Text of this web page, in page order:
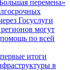
перемена»
Госуслуги
могут
по всей
итоги
в